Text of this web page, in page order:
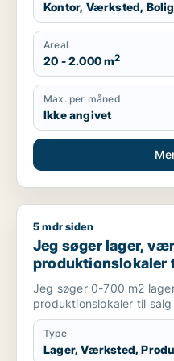
Kontor, Værksted,
Areal
20 - 2.000 m2
Max. per måned
Ikke angivet
Jeg søger lager,
5 mdr siden
Jeg søger lager,
produktionslokaler
Storkøbenhavn
Jeg søger 0-700 m2
produktionslokaler til salg
Type
Lager, Værksted,